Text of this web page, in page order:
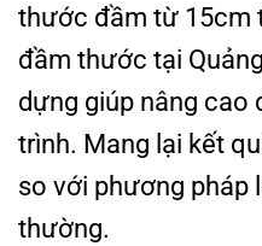
thước đầm từ 15cm
đầm thước tại
dựng giúp nâng cao
trình. Mang lại kết
so với phương pháp
thường.